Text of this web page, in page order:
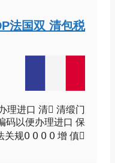
法国双 清包税
办理进口 清񓳎 清缎门
编码以便办理进口 保
增 傎񐏀 ߀ ߀ ߀ ߀性 符合法海法关规